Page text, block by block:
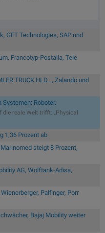
GFT Technologies, SAP und
Francotyp-Postalia, Tele
TRUCK HLD..., Zalando und
Roboter,
die reale Welt trifft: „Physical
1,36 Prozent ab
steigt 8 Prozent,
AG, Wolftank-Adisa,
Palfinger, Porr
Bajaj Mobility weiter